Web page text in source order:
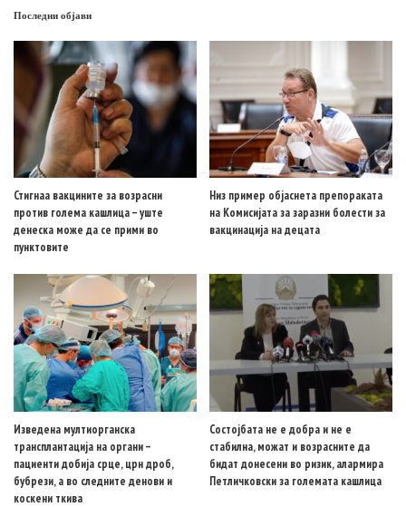
Последни објави
Стигнаа вакцините за возрасни
против голема кашлица – уште
денеска може да се прими во
пунктовите
Низ пример објаснета препораката
на Комисијата за заразни болести за
вакцинација на децата
Изведена мултиорганска
трансплантација на органи –
пациенти добија срце, црн дроб,
бубрези, а во следните денови и
коскени ткива
Состојбата не е добра и не е
стабилна, можат и возрасните да
бидат донесени во ризик, алармира
Петличковски за големата кашлица